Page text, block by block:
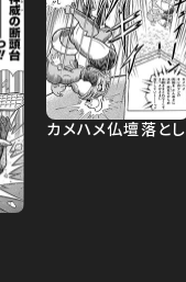
カメハメ仏壇落とし